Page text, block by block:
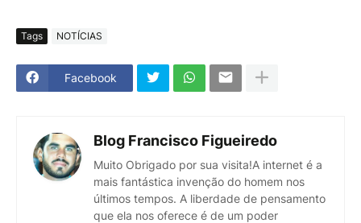
Tags NOTÍCIAS
Facebook
Blog Francisco Figueiredo
Muito Obrigado por sua visita!A internet é a
mais fantástica invenção do homem nos
últimos tempos. A liberdade de pensamento
que ela nos oferece é de um poder